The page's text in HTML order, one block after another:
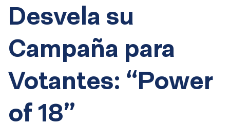
Desvela su
Campaña para
Votantes: “Power
of 18”